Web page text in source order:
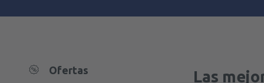
Ofertas Las